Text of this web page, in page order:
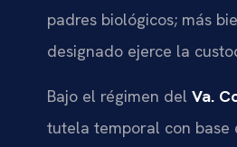
padres biológicos; más
designado ejerce la
Bajo el régimen del Va.
tutela temporal con base